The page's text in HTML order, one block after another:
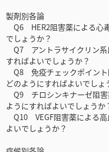
製剤別各論
Q6 HER2阻害薬による心
でしょうか？
Q7 アントラサイクリン系
すればよいでしょうか？
Q8 免疫チェックポイント
どのようにすればよいでしょ
Q9 チロシンキナーゼ阻害
ようにすればよいでしょうか
Q10 VEGF阻害薬による高
よいでしょうか？